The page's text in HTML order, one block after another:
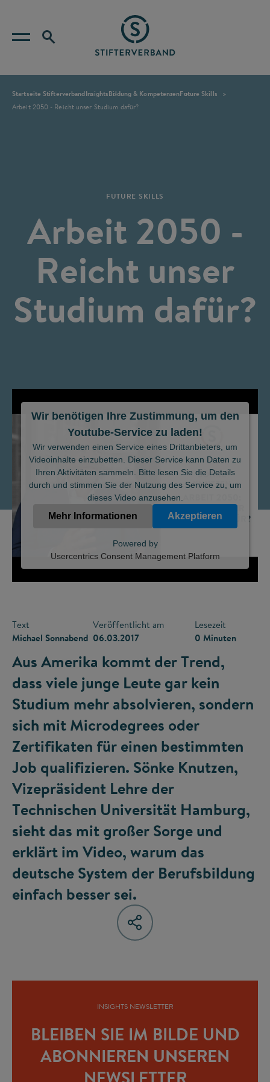
Startseite StifterverbandInsightsBildung & KompetenzenFuture Skills
Arbeit 2050 - Reicht unser Studium dafür?
FUTURE SKILLS
Arbeit 2050 -
Reicht unser
Studium dafür?
©
Wir benötigen Ihre Zustimmung, um den
Youtube-Service zu laden!
Wir verwenden einen Service eines Drittanbieters, um
Videoinhalte einzubetten. Dieser Service kann Daten zu
Ihren Aktivitäten sammeln. Bitte lesen Sie die Details
durch und stimmen Sie der Nutzung des Service zu, um
dieses Video anzusehen.
Mehr Informationen Akzeptieren
Powered by
Usercentrics Consent Management Platform
Text
Michael Sonnabend
Veröffentlicht am
06.03.2017
Lesezeit
0 Minuten
Aus Amerika kommt der Trend,
dass viele junge Leute gar kein
Studium mehr absolvieren, sondern
sich mit Microdegrees oder
Zertifikaten für einen bestimmten
Job qualifizieren. Sönke Knutzen,
Vizepräsident Lehre der
Technischen Universität Hamburg,
sieht das mit großer Sorge und
erklärt im Video, warum das
deutsche System der Berufsbildung
einfach besser sei.
INSIGHTS NEWSLETTER
BLEIBEN SIE IM BILDE UND
ABONNIEREN UNSEREN